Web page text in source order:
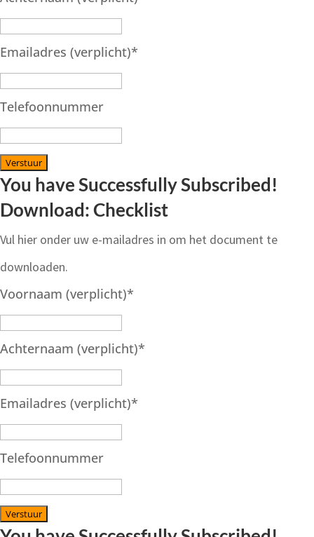
Emailadres (verplicht)*
Telefoonnummer
Verstuur
You have Successfully Subscribed!
Download: Checklist
Vul hier onder uw e-mailadres in om het document te
downloaden.
Voornaam (verplicht)*
Achternaam (verplicht)*
Emailadres (verplicht)*
Telefoonnummer
Verstuur